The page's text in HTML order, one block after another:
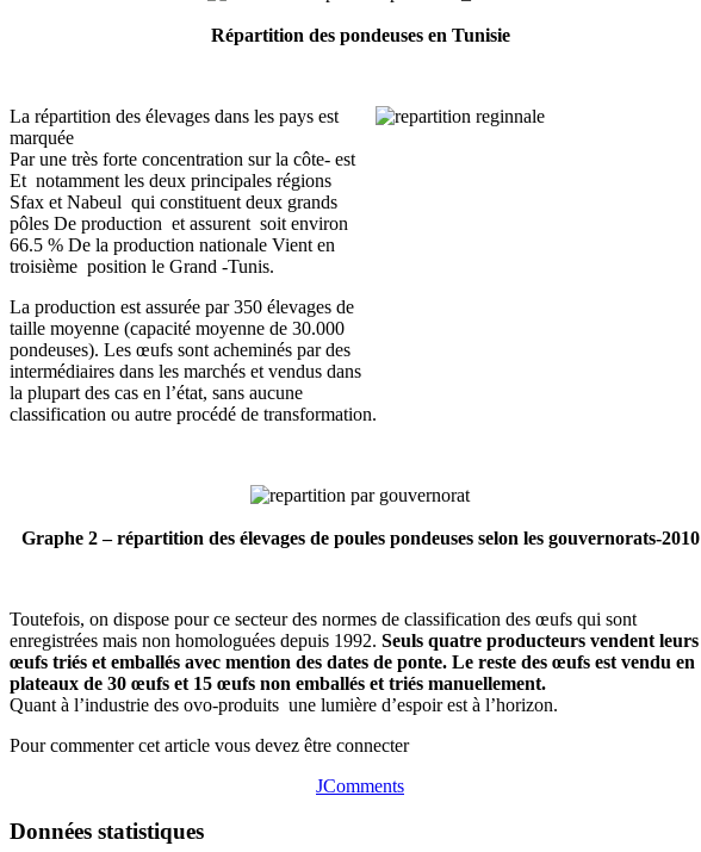
Répartition des pondeuses en Tunisie
La répartition des élevages dans les pays est
marquée
Par une très forte concentration sur la côte- est
Et notamment les deux principales régions
Sfax et Nabeul qui constituent deux grands
pôles De production et assurent soit environ
66.5 % De la production nationale Vient en
troisième position le Grand -Tunis.
La production est assurée par 350 élevages de
taille moyenne (capacité moyenne de 30.000
pondeuses). Les œufs sont acheminés par des
intermédiaires dans les marchés et vendus dans
la plupart des cas en l’état, sans aucune
classification ou autre procédé de transformation.
Graphe 2 – répartition des élevages de poules pondeuses selon les gouvernorats-2010
Toutefois, on dispose pour ce secteur des normes de classification des œufs qui sont
enregistrées mais non homologuées depuis 1992. Seuls quatre producteurs vendent leurs
œufs triés et emballés avec mention des dates de ponte. Le reste des œufs est vendu en
plateaux de 30 œufs et 15 œufs non emballés et triés manuellement.
Quant à l’industrie des ovo-produits une lumière d’espoir est à l’horizon.
Pour commenter cet article vous devez être connecter
JComments
Données statistiques